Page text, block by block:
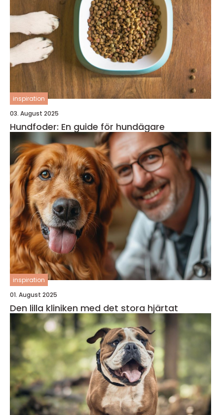
inspiration
03. August 2025
Hundfoder: En guide för hundägare
inspiration
01. August 2025
Den lilla kliniken med det stora hjärtat